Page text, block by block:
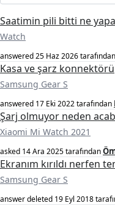
Saatimin pili bitti ne
Watch
answered25 Haz 2026tarafından
Kasa ve şarz konnektörü
Samsung Gear S
answered 17 Eki 2022tarafından
Şarj olmuyor neden
Xiaomi Mi Watch 2021
asked 14 Ara 2025tarafından
Ekranım kırıldı nerfen
Samsung Gear S
answer deleted 19 Eyl 2018